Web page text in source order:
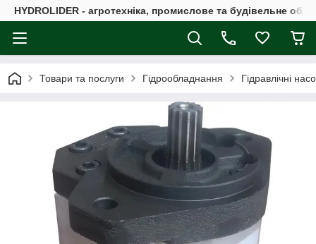
HYDROLIDER - агротехніка, промислове та будівельне
Товари та послуги Гідрообладнання Гідравлічні